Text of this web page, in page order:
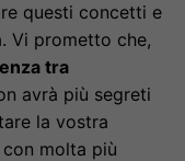
questi concetti e
Vi prometto che,
tra
avrà più segreti
la vostra
con molta più